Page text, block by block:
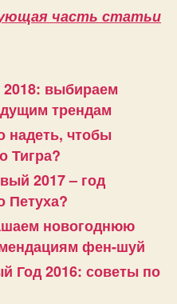
часть статьи
выбираем
трендам
надеть, чтобы
Тигра?
2017 – год
Петуха?
новогоднюю
фен-шуй
Год 2016: советы по